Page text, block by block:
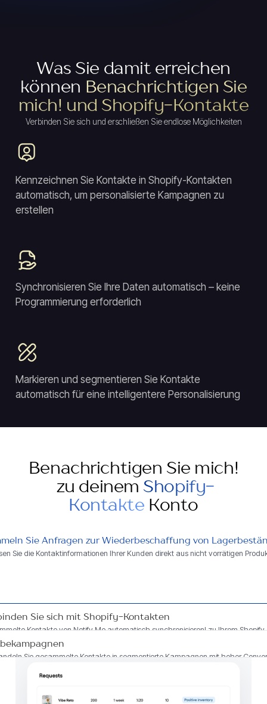
Was Sie damit erreichen
können Benachrichtigen Sie
mich! und Shopify-Kontakte
Verbinden Sie sich und erschließen Sie endlose Möglichkeiten
Kennzeichnen Sie Kontakte in Shopify-Kontakten
automatisch, um personalisierte Kampagnen zu
erstellen
Synchronisieren Sie Ihre Daten automatisch – keine
Programmierung erforderlich
Markieren und segmentieren Sie Kontakte
automatisch für eine intelligentere Personalisierung
Benachrichtigen Sie mich!
zu deinem Shopify-
Kontakte Konto
Sie Anfragen zur Wiederbeschaffung von
Sie die Kontaktinformationen Ihrer Kunden direkt aus nicht vorrätigen
Sie sich mit Shopify-Kontakten
Kontakte von Notify Me automatisch synchronisieren! zu Ihrem Shopify-
Sie gesammelte Kontakte in segmentierte Kampagnen mit hoher